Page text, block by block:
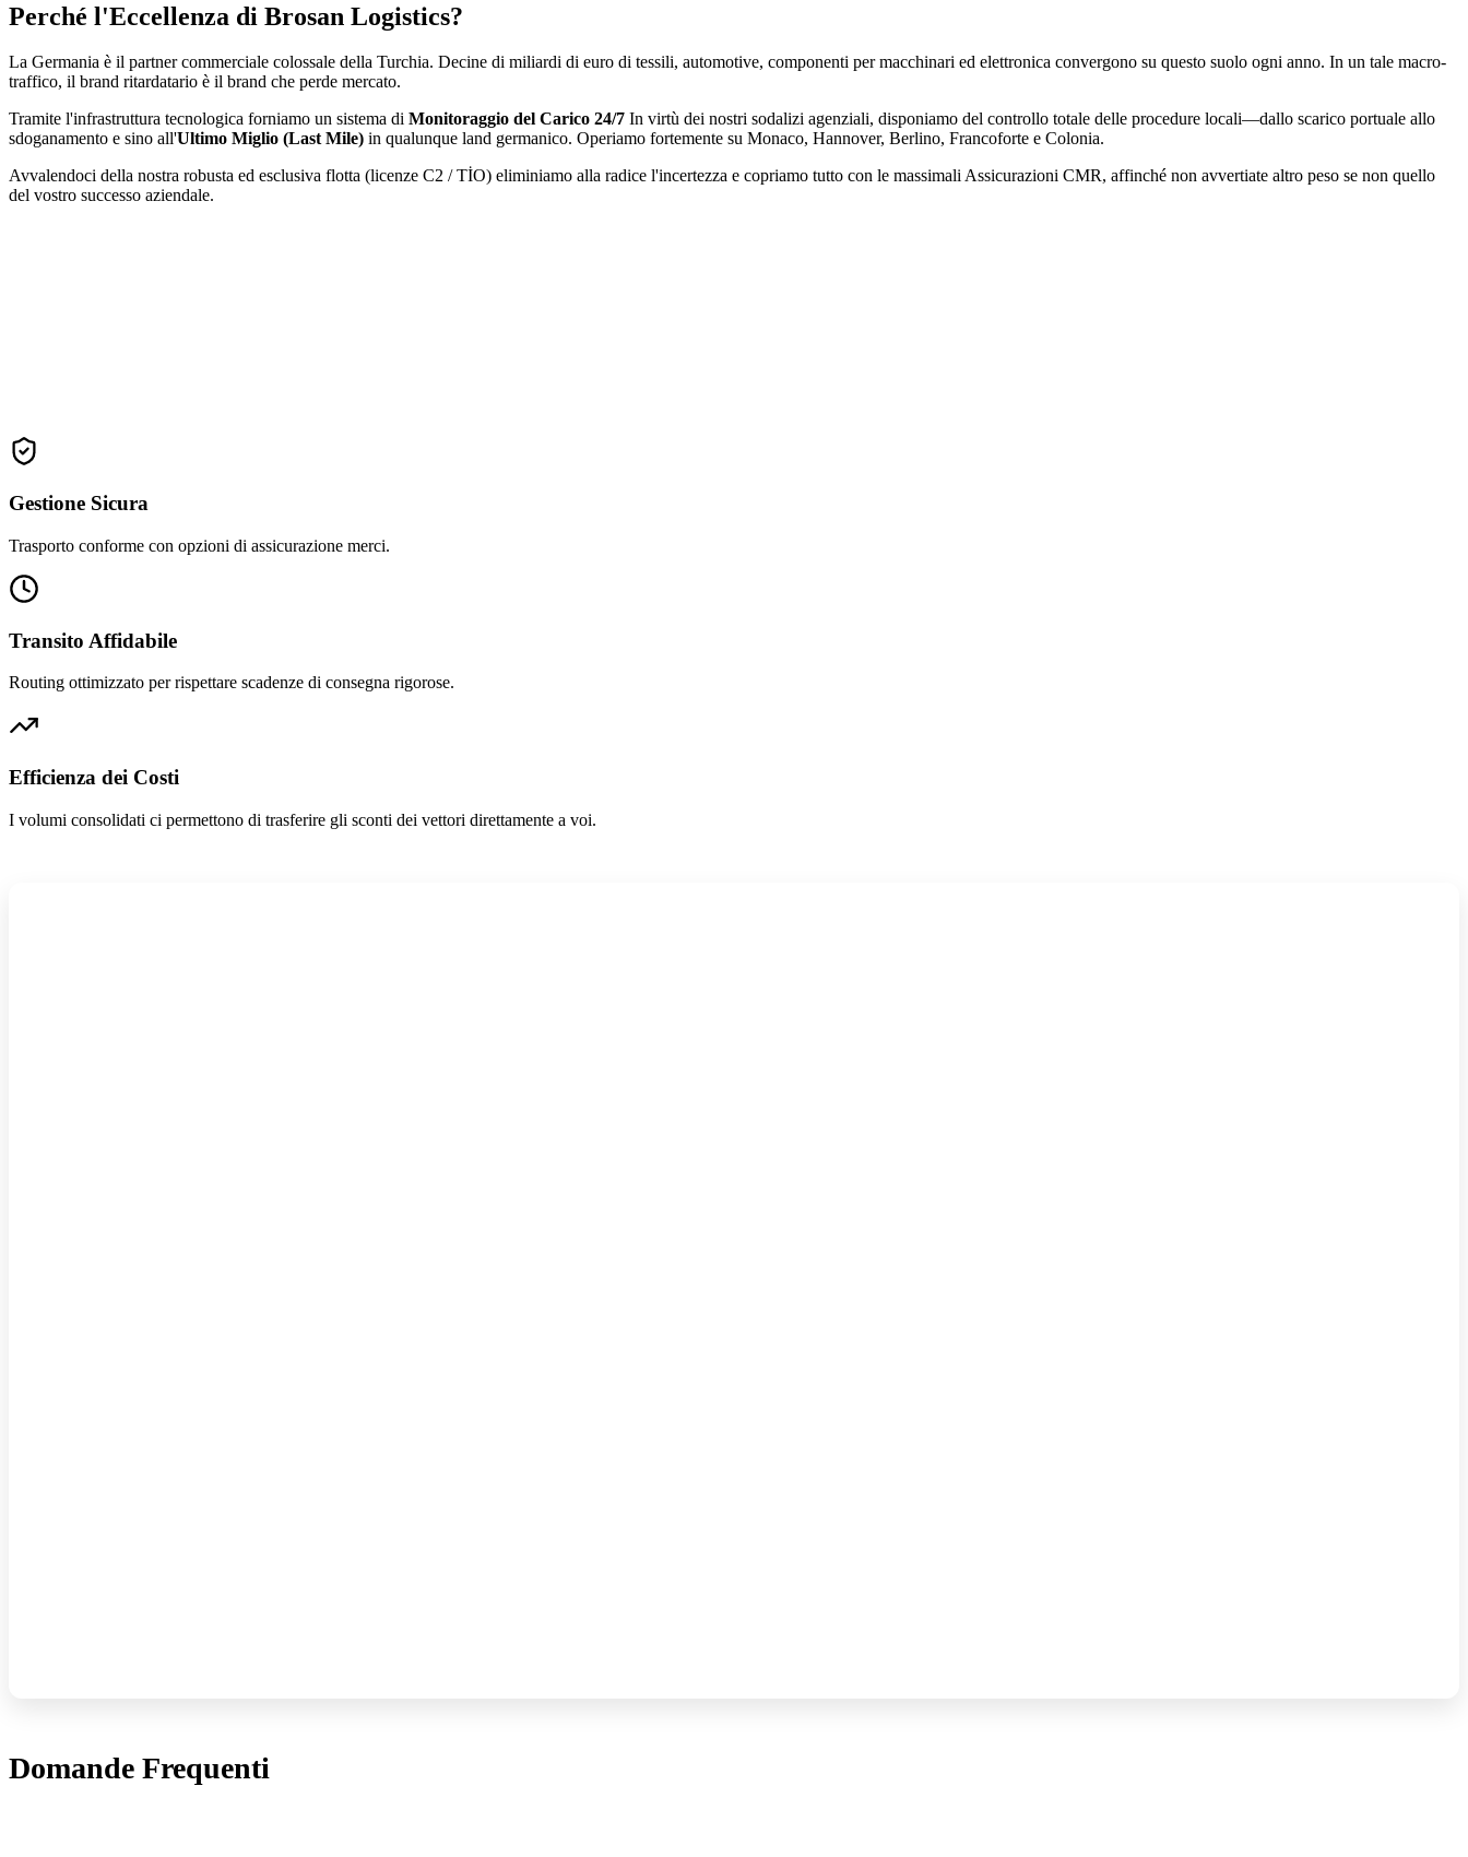
Perché l'Eccellenza di Brosan Logistics?
La Germania è il partner commerciale colossale della Turchia. Decine di miliardi di euro di tessili, automotive, componenti per macchinari ed elettronica convergono su questo suolo ogni anno. In un tale macro-
traffico, il brand ritardatario è il brand che perde mercato.
Tramite l'infrastruttura tecnologica forniamo un sistema di Monitoraggio del Carico 24/7 In virtù dei nostri sodalizi agenziali, disponiamo del controllo totale delle procedure locali—dallo scarico portuale allo
sdoganamento e sino all'Ultimo Miglio (Last Mile) in qualunque land germanico. Operiamo fortemente su Monaco, Hannover, Berlino, Francoforte e Colonia.
Avvalendoci della nostra robusta ed esclusiva flotta (licenze C2 / TİO) eliminiamo alla radice l'incertezza e copriamo tutto con le massimali Assicurazioni CMR, affinché non avvertiate altro peso se non quello
del vostro successo aziendale.
Gestione Sicura
Trasporto conforme con opzioni di assicurazione merci.
Transito Affidabile
Routing ottimizzato per rispettare scadenze di consegna rigorose.
Efficienza dei Costi
I volumi consolidati ci permettono di trasferire gli sconti dei vettori direttamente a voi.
Domande Frequenti